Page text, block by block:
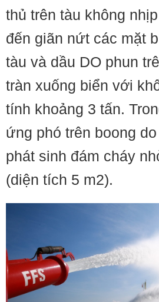
thủ trên tàu không
đến giãn nứt các mặt
tàu và dầu DO phun
tràn xuống biển với
tính khoảng 3 tấn.
ứng phó trên boong
phát sinh đám cháy
(diện tích 5 m2).